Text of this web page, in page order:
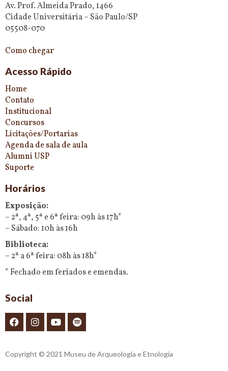
Av. Prof. Almeida Prado, 1466
Cidade Universitária – São Paulo/SP
05508-070
Como chegar
Acesso Rápido
Home
Contato
Institucional
Concursos
Licitações/Portarias
Agenda de sala de aula
Alumni USP
Suporte
Horários
Exposição:
– 2ª, 4ª, 5ª e 6ª feira: 09h às 17h*
– Sábado: 10h às 16h
Biblioteca:
– 2ª a 6ª feira: 08h às 18h*
* Fechado em feriados e emendas.
Social
Copyright © 2021 Museu de Arqueologia e Etnologia